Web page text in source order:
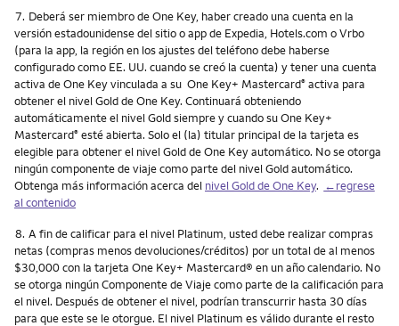
Nota
7. Deberá ser miembro de One Key, haber creado una cuenta en la
versión estadounidense del sitio o app de Expedia, Hotels.com o Vrbo
(para la app, la región en los ajustes del teléfono debe haberse
configurado como EE. UU. cuando se creó la cuenta) y tener una cuenta
activa de One Key vinculada a su One Key+ Mastercard® activa para
obtener el nivel Gold de One Key. Continuará obteniendo
automáticamente el nivel Gold siempre y cuando su One Key+
Mastercard® esté abierta. Solo el (la) titular principal de la tarjeta es
elegible para obtener el nivel Gold de One Key automático. No se otorga
ningún componente de viaje como parte del nivel Gold automático.
Obtenga más información acerca del nivel Gold de One Key. ←regrese
al contenido
Nota
8. A fin de calificar para el nivel Platinum, usted debe realizar compras
netas (compras menos devoluciones/créditos) por un total de al menos
$30,000 con la tarjeta One Key+ Mastercard® en un año calendario. No
se otorga ningún Componente de Viaje como parte de la calificación para
el nivel. Después de obtener el nivel, podrían transcurrir hasta 30 días
para que este se le otorgue. El nivel Platinum es válido durante el resto